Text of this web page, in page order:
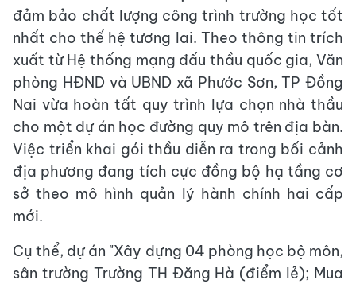
đảm bảo chất lượng công trình trường học tốt
nhất cho thế hệ tương lai. Theo thông tin trích
xuất từ Hệ thống mạng đấu thầu quốc gia, Văn
phòng HĐND và UBND xã Phước Sơn, TP Đồng
Nai vừa hoàn tất quy trình lựa chọn nhà thầu
cho một dự án học đường quy mô trên địa bàn.
Việc triển khai gói thầu diễn ra trong bối cảnh
địa phương đang tích cực đồng bộ hạ tầng cơ
sở theo mô hình quản lý hành chính hai cấp
mới.
Cụ thể, dự án "Xây dựng 04 phòng học bộ môn,
sân trường Trường TH Đăng Hà (điểm lẻ); Mua